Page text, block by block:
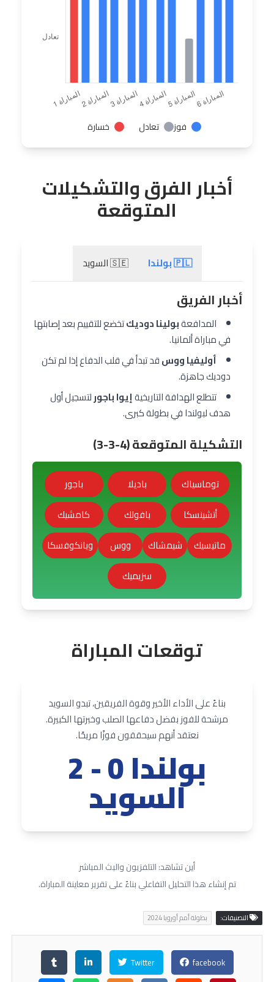
فوز تعادل خسارة
أخبار الفرق والتشكيلات
المتوقعة
🇵🇱 بولندا 🇸🇪 السويد
أخبار الفريق
المدافعةبولينا دوديكتخضع للتقييم بعد إصابتها
في مباراة ألمانيا.
أوليفيا ووسقد تبدأ في قلب الدفاع إذا لم تكن
دوديك جاهزة.
تتطلع الهدافة التاريخيةإيوا باجورلتسجيل أول
هدف لبولندا في بطولة كبرى.
التشكيلة المتوقعة (4-3-3)
سزيميك
ماتيسيك شيمشاك ووس ويانكوفسكا
أتشينسكا بافولك كامشيك
توماسياك باديلا باجور
توقعات المباراة
بناءً على الأداء الأخير وقوة الفريقين، تبدو السويد
مرشحة للفوز بفضل دفاعها الصلب وخبرتها الكبيرة.
نعتقد أنهم سيحققون فوزًا مريحًا.
بولندا 0 - 2
السويد
أين تشاهد: التلفزيون والبث المباشر
تم إنشاء هذا التحليل التفاعلي بناءً على تقرير معاينة المباراة.
التصنيفات: بطولة أمم أوروبا 2024
facebook
Twitter